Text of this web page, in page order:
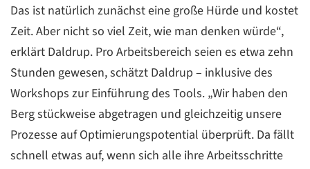
Das ist natürlich zunächst eine große Hürde und kostet
Zeit. Aber nicht so viel Zeit, wie man denken würde“,
erklärt Daldrup. Pro Arbeitsbereich seien es etwa zehn
Stunden gewesen, schätzt Daldrup – inklusive des
Workshops zur Einführung des Tools. „Wir haben den
Berg stückweise abgetragen und gleichzeitig unsere
Prozesse auf Optimierungspotential überprüft. Da fällt
schnell etwas auf, wenn sich alle ihre Arbeitsschritte